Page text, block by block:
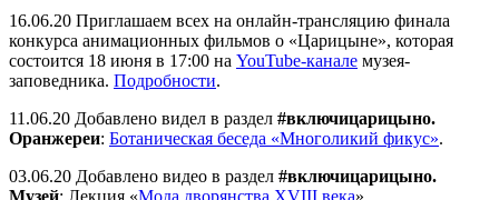
16.06.20 Приглашаем всех на онлайн-трансляцию финала
конкурса анимационных фильмов о «Царицыне», которая
состоится 18 июня в 17:00 на YouTube-канале музея-
заповедника. Подробности.
11.06.20 Добавлено видел в раздел #включицарицыно.
Оранжереи: Ботаническая беседа «Многоликий фикус».
03.06.20 Добавлено видео в раздел #включицарицыно.
Музей: Лекция «Мода дворянства XVIII века».